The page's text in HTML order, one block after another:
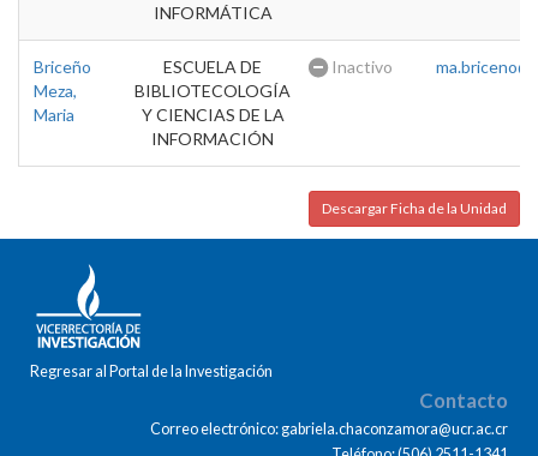
INFORMÁTICA
Briceño
Meza,
Maria
ESCUELA DE
BIBLIOTECOLOGÍA
Y CIENCIAS DE LA
INFORMACIÓN
Inactivo
Descargar Ficha de la Unidad
Regresar al Portal de la Investigación
Contacto
Correo electrónico: gabriela.chaconzamora@ucr.ac.cr